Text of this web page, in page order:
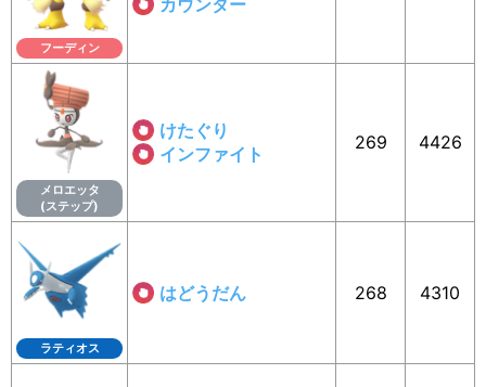
フーディン
カウンター
メロエッタ
(ステップ)
けたぐり
インファイト
269 4426
ラティオス
はどうだん 268 4310